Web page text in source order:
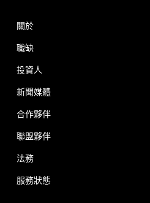
關於
職缺
投資人
新聞媒體
合作夥伴
聯盟夥伴
法務
服務狀態